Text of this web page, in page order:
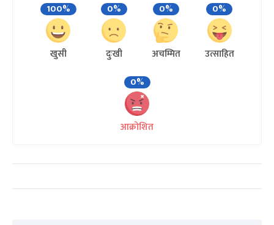
100%
खुसी
0%
दुःखी
0%
अचम्मित
0%
उत्साहित
0%
आक्रोशित